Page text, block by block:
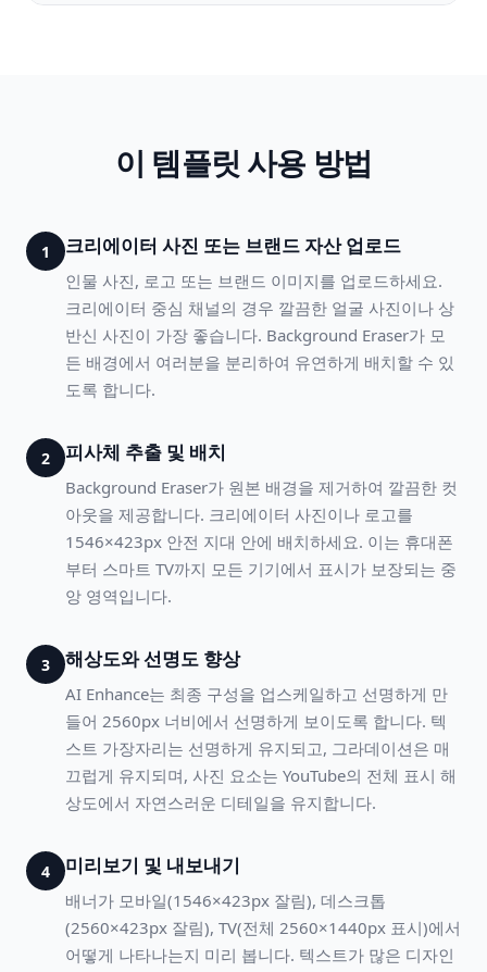
이 템플릿 사용 방법
1 크리에이터 사진 또는 브랜드 자산 업로드
인물 사진, 로고 또는 브랜드 이미지를 업로드하세요.
크리에이터 중심 채널의 경우 깔끔한 얼굴 사진이나 상
반신 사진이 가장 좋습니다. Background Eraser가 모
든 배경에서 여러분을 분리하여 유연하게 배치할 수 있
도록 합니다.
2 피사체 추출 및 배치
Background Eraser가 원본 배경을 제거하여 깔끔한 컷
아웃을 제공합니다. 크리에이터 사진이나 로고를
1546×423px 안전 지대 안에 배치하세요. 이는 휴대폰
부터 스마트 TV까지 모든 기기에서 표시가 보장되는 중
앙 영역입니다.
3 해상도와 선명도 향상
AI Enhance는 최종 구성을 업스케일하고 선명하게 만
들어 2560px 너비에서 선명하게 보이도록 합니다. 텍
스트 가장자리는 선명하게 유지되고, 그라데이션은 매
끄럽게 유지되며, 사진 요소는 YouTube의 전체 표시 해
상도에서 자연스러운 디테일을 유지합니다.
4 미리보기 및 내보내기
배너가 모바일(1546×423px 잘림), 데스크톱
(2560×423px 잘림), TV(전체 2560×1440px 표시)에서
어떻게 나타나는지 미리 봅니다. 텍스트가 많은 디자인